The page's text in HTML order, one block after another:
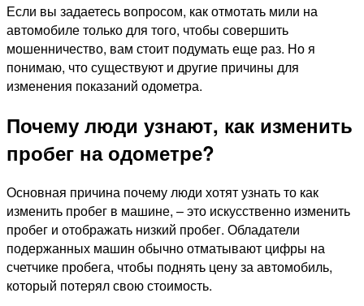
Если вы задаетесь вопросом, как отмотать мили на
автомобиле только для того, чтобы совершить
мошенничество, вам стоит подумать еще раз. Но я
понимаю, что существуют и другие причины для
изменения показаний одометра.
Почему люди узнают, как изменить
пробег на одометре?
Основная причина почему люди хотят узнать то как
изменить пробег в машине, – это искусственно изменить
пробег и отображать низкий пробег. Обладатели
подержанных машин обычно отматывают цифры на
счетчике пробега, чтобы поднять цену за автомобиль,
который потерял свою стоимость.